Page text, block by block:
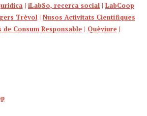
| iLabSo, recerca social | LabCoop
Trèvol | Nusos Activitats Científiques
de Consum Responsable | Quèviure |